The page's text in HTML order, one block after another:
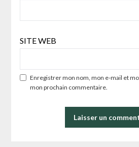
SITE WEB
Enregistrer mon nom, mon e-mail et
mon prochain commentaire.